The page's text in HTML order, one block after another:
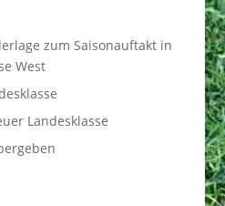
zum Saisonauftakt in
West
Landesklasse